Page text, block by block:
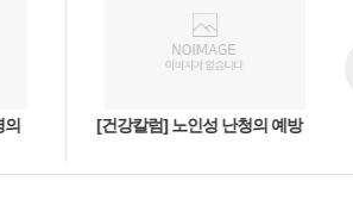
[건강칼럼] 노인성 난청의 예방